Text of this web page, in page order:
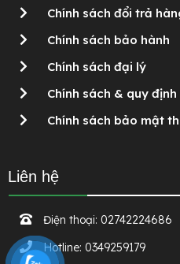
Chính sách đổi trả
Chính sách bảo hành
Chính sách đại lý
Chính sách & quy định
Chính sách bảo mật
Liên hệ
Điện thoại: 02742224686
Hotline: 0349259179